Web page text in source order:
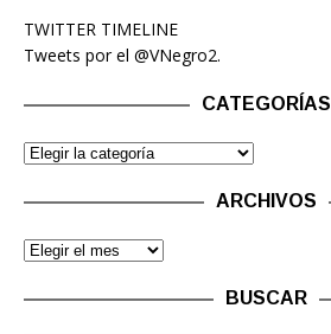
TWITTER TIMELINE
Tweets por el @VNegro2.
CATEGORÍAS
ARCHIVOS
BUSCAR